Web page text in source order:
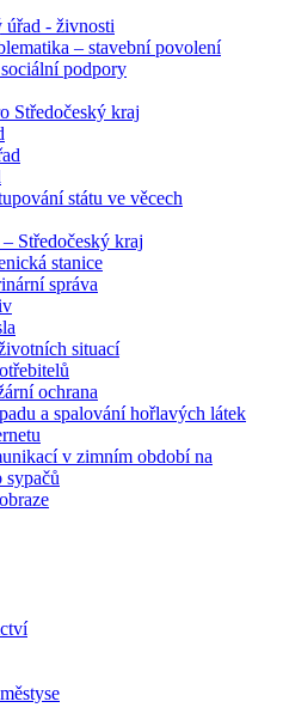
úřad - živnosti
– stavební povolení
podpory
Středočeský kraj
státu ve věcech
Středočeský kraj
stanice
správa
situací
ochrana
a spalování hořlavých látek
v zimním období na
sypačů